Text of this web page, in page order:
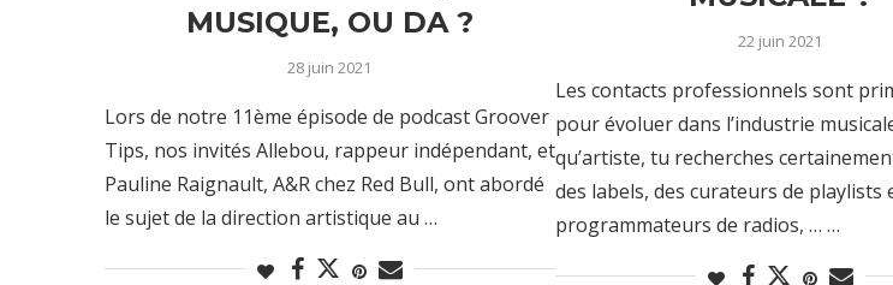
MUSIQUE, OU DA ?
28 juin 2021
Lors de notre 11ème épisode de podcast Groover
Tips, nos invités Allebou, rappeur indépendant, et
Pauline Raignault, A&R chez Red Bull, ont abordé
le sujet de la direction artistique au …
22 juin 2021
Les contacts professionnels sont
pour évoluer dans l’industrie
qu’artiste, tu recherches
des labels, des curateurs de playlists
programmateurs de radios, … …